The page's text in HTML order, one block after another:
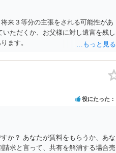
来３等分の主張をされる可能性があ
ただくか、お父様に対し遺言を残し
ます。
役にたった
か？ あなたが賃料をもらうか、あな
求と言って、共有を解消する場合売